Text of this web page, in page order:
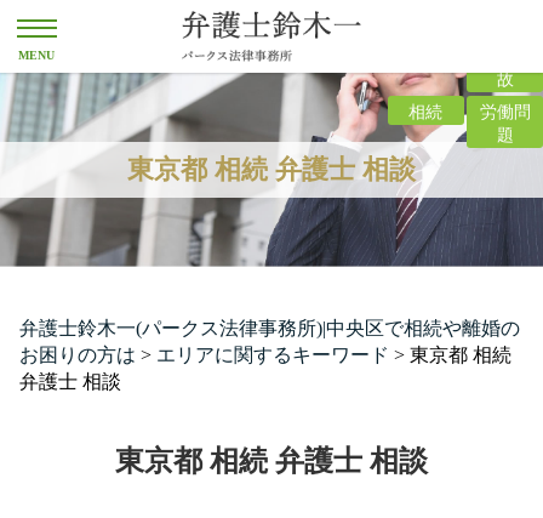
東京都 相続 弁護士 相談
故
相続
労働問
題
弁護士鈴木一(パークス法律事務所)|中央区で相続や離婚の
お困りの方は > エリアに関するキーワード > 東京都 相続
弁護士 相談
東京都 相続 弁護士 相談